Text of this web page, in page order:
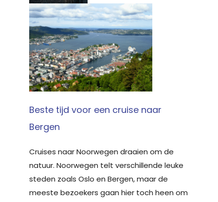
Beste tijd voor een cruise naar
Bergen
Cruises naar Noorwegen draaien om de
natuur. Noorwegen telt verschillende leuke
steden zoals Oslo en Bergen, maar de
meeste bezoekers gaan hier toch heen om